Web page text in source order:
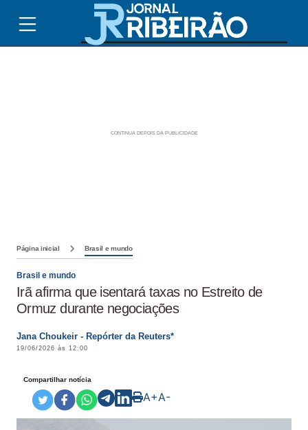
Página inicial Brasil e mundo
Brasil e mundo
Irã afirma que isentará taxas no Estreito de
Ormuz durante negociações
Jana Choukeir - Repórter da Reuters*
19/06/2026 às 12:00
Compartilhar notícia
A+A-